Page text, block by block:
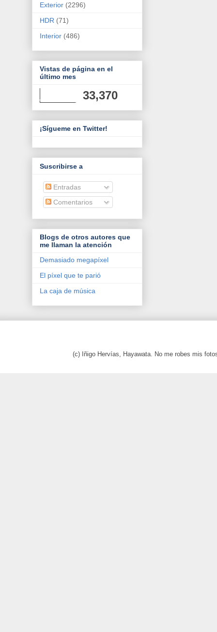
Exterior (2296)
HDR (71)
Interior (486)
Vistas de página en el
último mes
33,370
¡Sígueme en Twitter!
Suscribirse a
Entradas
Comentarios
Blogs de otros autores que
me llaman la atención
Demasiado megapíxel
El píxel que te parió
La caja de música
(c) Iñigo Hervías, Hayawata. No me robes mis